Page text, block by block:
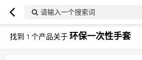
请输入一个搜索词
找到 1 个产品关于环保一次性手套